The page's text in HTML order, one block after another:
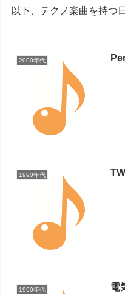
以下、テクノ楽曲を持つ
2000年代
1990年代
1990年代 電